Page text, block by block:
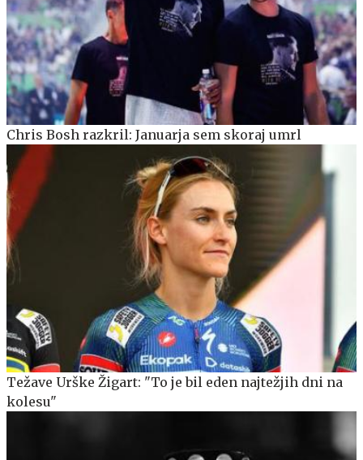
Chris Bosh razkril: Januarja sem skoraj umrl
Težave Urške Žigart: "To je bil eden najtežjih dni na
kolesu"